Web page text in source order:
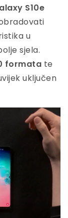
S10e
u
sjela.
formata te
uključen